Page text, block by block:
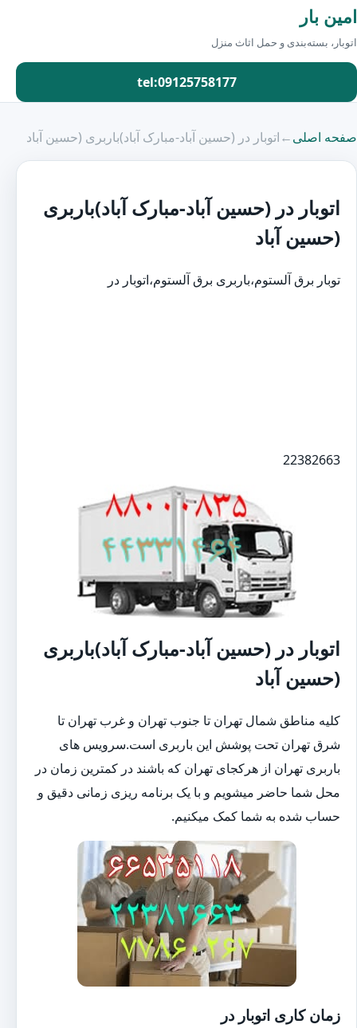
امین بار
اتوبار، بسته‌بندی و حمل اثاث منزل
tel:09125758177
صفحه اصلی←اتوبار در (حسین آباد-مبارک آباد)باربری (حسین آباد
اتوبار در (حسین آباد-مبارک آباد)باربری
(حسین آباد
توبار برق آلستوم،باربری برق آلستوم،اتوبار در
22382663
اتوبار در (حسین آباد-مبارک آباد)باربری
(حسین آباد
کلیه مناطق شمال تهران تا جنوب تهران و غرب تهران تا
شرق تهران تحت پوشش این باربری است.سرویس های
باربری تهران از هرکجای تهران که باشند در کمترین زمان در
محل شما حاضر میشویم و با یک برنامه ریزی زمانی دقیق و
حساب شده به شما کمک میکنیم.
زمان کاری اتوبار در